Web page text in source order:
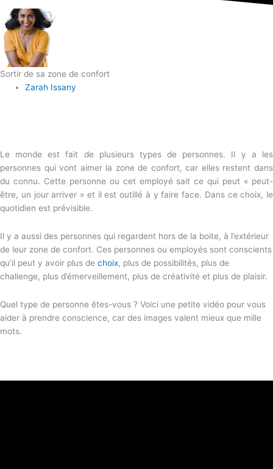
Sortir de sa zone de confort
Zarah Issany
Le monde est fait de plusieurs types de personnes. Il y a les
personnes qui vont aimer la zone de confort, car elles restent dans
du connu. Cette personne ou cet employé sait ce qui peut « peut-
être, un jour arriver » et il est outillé à y faire face. Dans ce choix, le
quotidien est prévisible.
Il y a aussi des personnes qui regardent hors de la boite, à l’extérieur
de leur zone de confort. Ces personnes ou employés sont conscients
qu’il peut y avoir plus de choix, plus de possibilités, plus de
challenge, plus d’émerveillement, plus de créativité et plus de plaisir.
Quel type de personne êtes-vous ? Voici une petite vidéo pour vous
aider à prendre conscience, car des images valent mieux que mille
mots.